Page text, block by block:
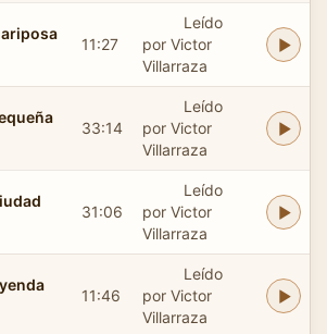
11:27
Leído
por Victor
Villarraza
33:14
Leído
por Victor
Villarraza
31:06
Leído
por Victor
Villarraza
11:46
Leído
por Victor
Villarraza